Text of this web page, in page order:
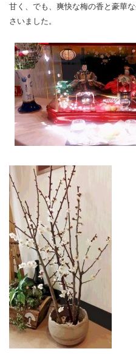
甘く、でも、爽快な梅の香と豪華
さいました。